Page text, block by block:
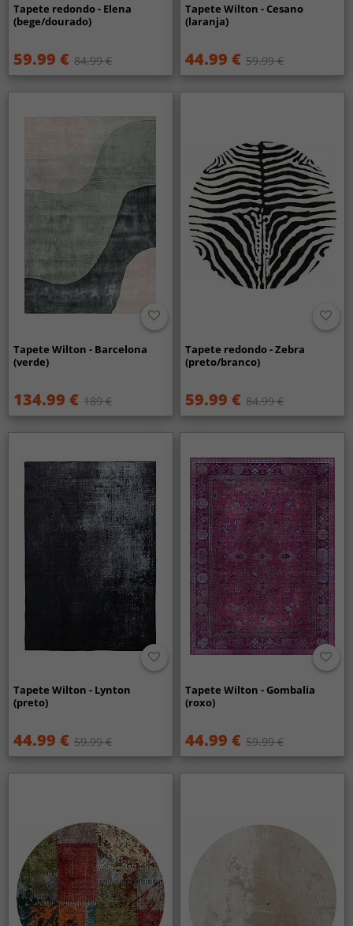
Tapete redondo - Elena
(bege/dourado)
59.99 € 84.99 €
Tapete Wilton - Cesano
(laranja)
44.99 € 59.99 €
Tapete Wilton - Barcelona
(verde)
134.99 € 189 €
Tapete redondo - Zebra
(preto/branco)
59.99 € 84.99 €
Tapete Wilton - Lynton
(preto)
44.99 € 59.99 €
Tapete Wilton - Gombalia
(roxo)
44.99 € 59.99 €